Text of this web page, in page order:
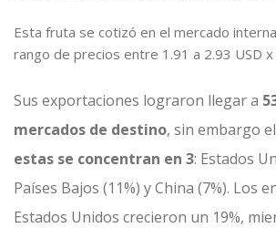
Esta fruta se cotizó en el mercado
rango de precios entre 1.91 a 2.93 USD x
Sus exportaciones lograron llegar a
mercados de destino, sin embargo el
estas se concentran en 3: Estados
Países Bajos (11%) y China (7%). Los
Estados Unidos crecieron un 19%,